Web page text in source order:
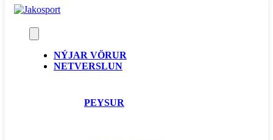
NÝJAR VÖRUR
NETVERSLUN
PEYSUR